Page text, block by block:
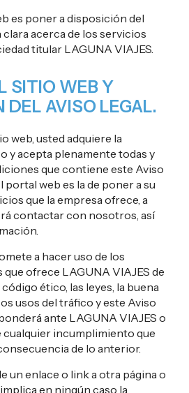
es poner a disposición del
acerca de los servicios
titular LAGUNA VIAJES.
SITIO WEB Y
DEL AVISO LEGAL.
web, usted adquiere la
y acepta plenamente todas y
que contiene este Aviso
portal web es la de poner a su
que la empresa ofrece, a
contactar con nosotros, así
a hacer uso de los
ofrece LAGUNA VIAJES de
ético, las leyes, la buena
usos del tráfico y este Aviso
ante LAGUNA VIAJES o
incumplimiento que
de lo anterior.
un enlace o link a otra página o
en ningún caso la